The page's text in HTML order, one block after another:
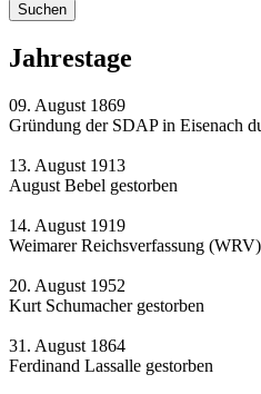
Jahrestage
09. August 1869
Gründung der SDAP in Eisenach
13. August 1913
August Bebel gestorben
14. August 1919
Weimarer Reichsverfassung
20. August 1952
Kurt Schumacher gestorben
31. August 1864
Ferdinand Lassalle gestorben